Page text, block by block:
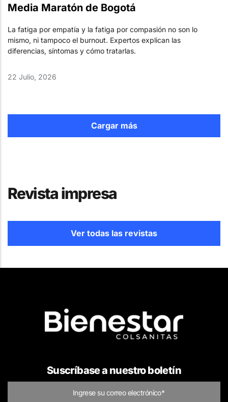
Media Maratón de Bogotá
La fatiga por empatía y la fatiga por compasión no son lo
mismo, ni tampoco el burnout. Expertos explican las
diferencias, síntomas y cómo tratarlas.
22 Julio, 2026
Cargar más
Revista impresa
Ver todas las revistas
Suscríbase a nuestro boletín